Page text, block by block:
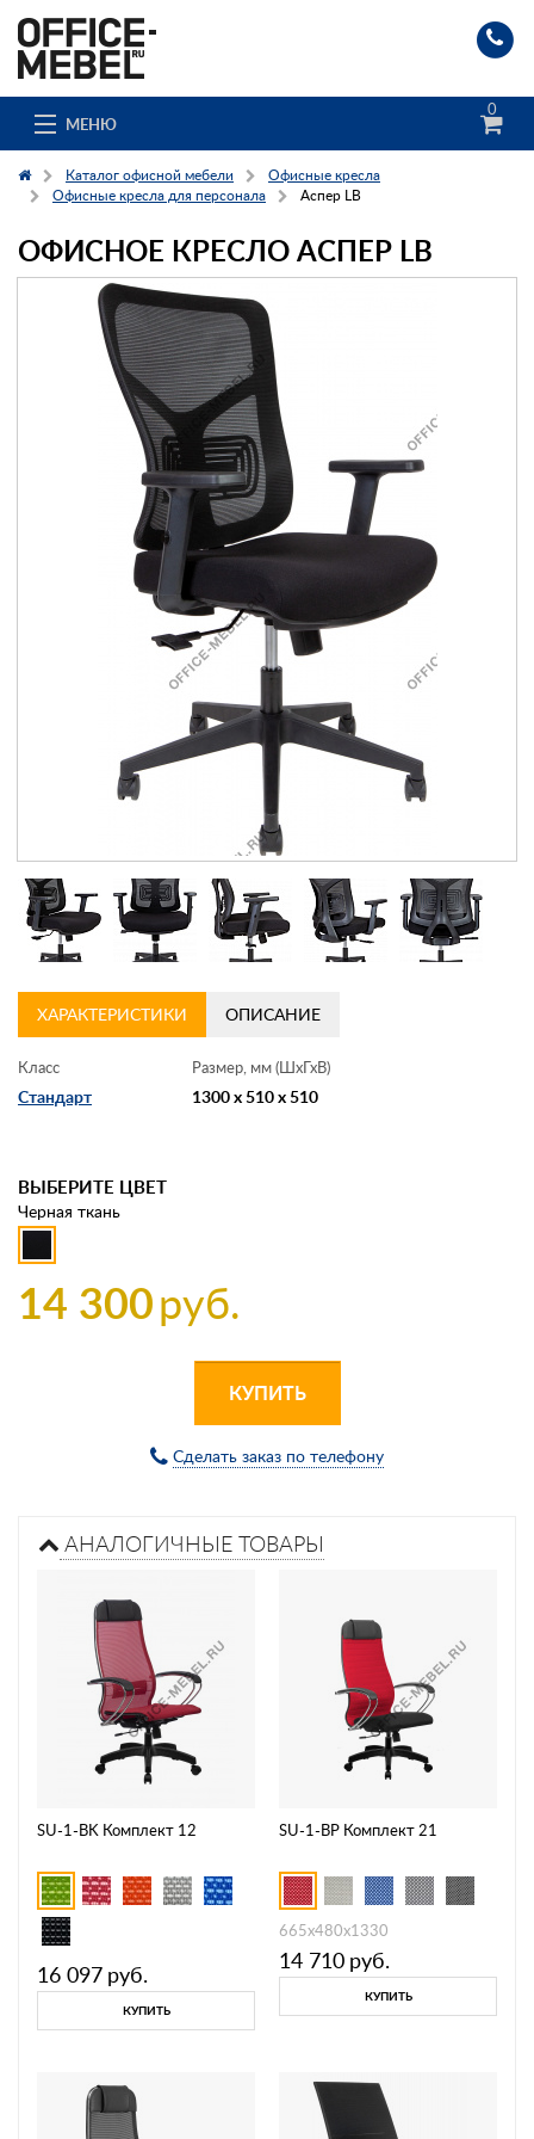
МЕНЮ
0
Каталог
О компании
Доставка и сборка
Гос. заказчикам
Заказать обратный звонок
Каталог офисной мебели
Офисные кресла
Офисные кресла для персонала
Аспер LB
ОФИСНОЕ КРЕСЛО АСПЕР LB
ХАРАКТЕРИСТИКИ ОПИСАНИЕ
Класс
Стандарт
Размер, мм (ШхГхВ)
1300 x 510 x 510
ВЫБЕРИТЕ ЦВЕТ
Черная ткань
14 300руб.
КУПИТЬ
Сделать заказ по телефону
АНАЛОГИЧНЫЕ ТОВАРЫ
SU-1-BK Комплект 12
16 097 руб.
КУПИТЬ
SU-1-BP Комплект 21
665х480х1330
14 710 руб.
КУПИТЬ